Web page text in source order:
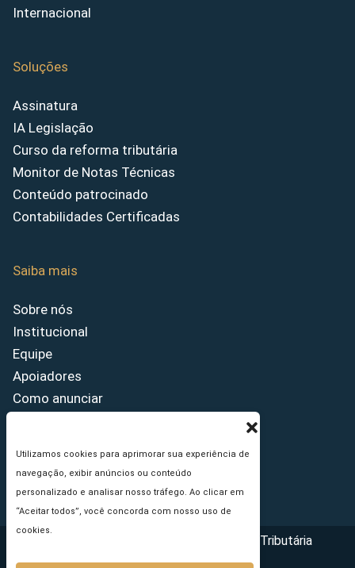
Utilizamos cookies para aprimorar sua experiência de
navegação, exibir anúncios ou conteúdo
personalizado e analisar nosso tráfego. Ao clicar em
“Aceitar todos”, você concorda com nosso uso de
cookies.
Internacional
Soluções
Assinatura
IA Legislação
Curso da reforma tributária
Monitor de Notas Técnicas
Conteúdo patrocinado
Contabilidades Certificadas
Saiba mais
Sobre nós
Institucional
Equipe
Apoiadores
Como anunciar
Princípios Editoriais
Copyright © 2026 - Portal da Reforma Tributária